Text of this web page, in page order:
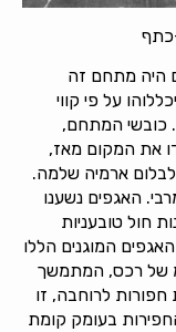
כתף
היה מתחם זה
על פי קווי
כובשי המתחם,
את המקום מאז,
ארמיה שלמה.
האגפים נשענו
חול טובעניות
המוגנים הללו
של רכס, המתמשך
לרוחבה, זו
בעומק קומת